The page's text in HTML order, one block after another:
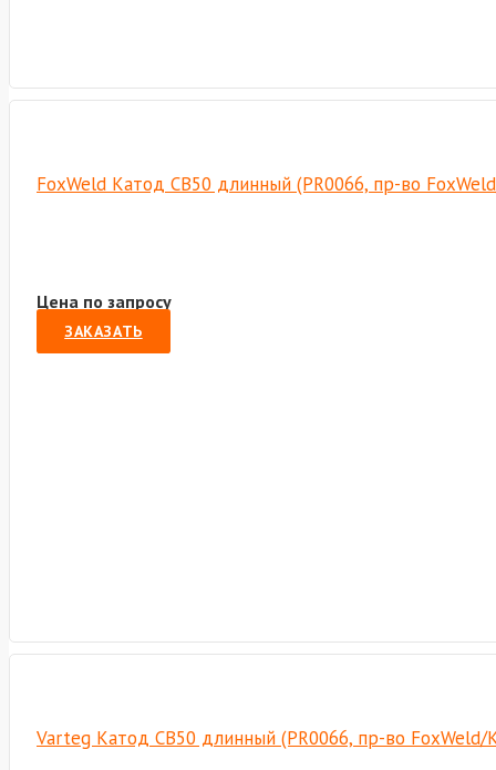
FoxWeld Катод CB50 длинный (PR0066, пр-во
Цена по запросу
ЗАКАЗАТЬ
Varteg Катод CB50 длинный (PR0066, пр-во